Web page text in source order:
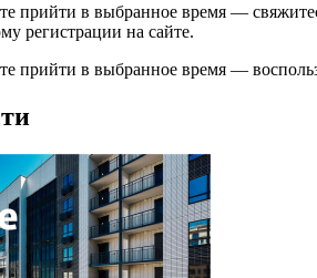
прийти в выбранное время —
регистрации на сайте.
прийти в выбранное время —